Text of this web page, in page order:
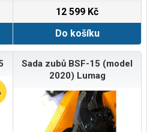
12 599 Kč
Do košíku
Sada zubů BSF-15 (model
2020) Lumag